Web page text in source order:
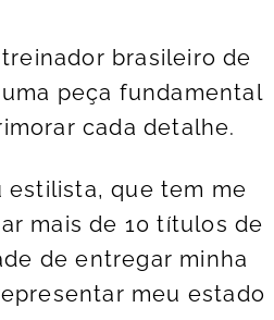
brasileiro de
peça fundamental
cada detalhe.
estilista, que tem me
mais de 10 títulos de
de entregar minha
meu estado